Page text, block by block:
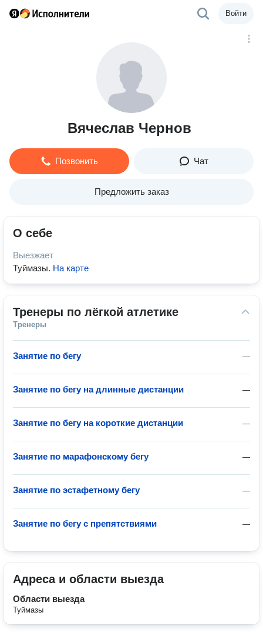
Войти
Вячеслав Чернов
Позвонить Чат
Предложить заказ
О себе
Выезжает
Туймазы. На карте
Тренеры по лёгкой атлетике
Тренеры
—
Занятие по бегу
—
Занятие по бегу на длинные дистанции
—
Занятие по бегу на короткие дистанции
—
Занятие по марафонскому бегу
—
Занятие по эстафетному бегу
—
Занятие по бегу с препятствиями
Адреса и области выезда
Области выезда
Туймазы